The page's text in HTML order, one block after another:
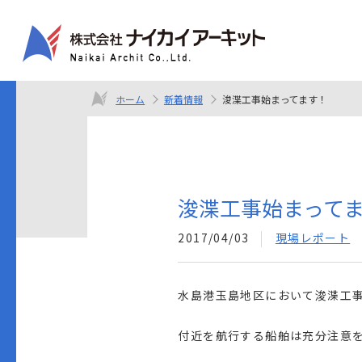
ホーム 新着情報 浚渫工事始まってます！
浚渫工事始まって
2017/04/03 現場レポート
水島港玉島地区において浚渫工
付近を航行する船舶は充分注意